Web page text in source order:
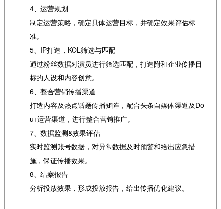
4、运营规划
制定运营策略，确定具体运营目标，并确定效果评估标
准。
5、IP打造，KOL筛选与匹配
通过粉丝数据对演员进行筛选匹配，打造附和企业传播目
标的人设和内容创意。
6、整合营销传播渠道
打造内容及热点话题传播矩阵，配合头条自媒体渠道及Do
u+运营渠道，进行整合营销推广。
7、数据监测&效果评估
实时监测账号数据，对异常数据及时预警和给出应急措
施，保证传播效果。
8、结案报告
分析投放效果，形成投放报告，给出传播优化建议。